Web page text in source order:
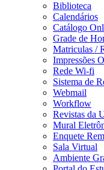
Biblioteca
Calendários
Catálogo
Grade de
Matriculas /
Impressões
Rede Wi-fi
Sistema de
Webmail
Workflow
Revistas da
Mural
Enquete
Sala Virtual
Ambiente